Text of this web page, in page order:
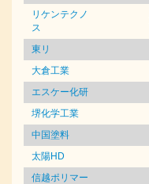
リケンテクノ
ス
東リ
大倉工業
エスケー化研
堺化学工業
中国塗料
太陽HD
信越ポリマー